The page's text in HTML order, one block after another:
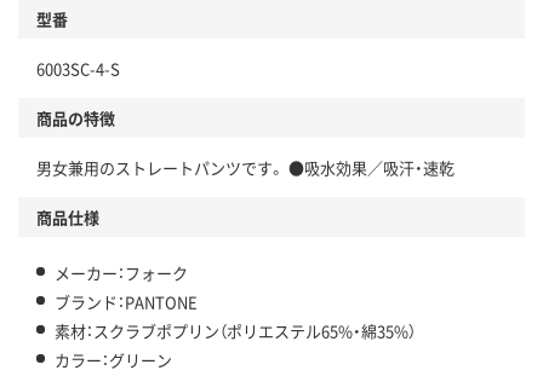
型番
6003SC-4-S
商品の特徴
男女兼用のストレートパンツです。 ●吸水効果／吸汗・速乾
商品仕様
メーカー：フォーク
ブランド：PANTONE
素材：スクラブポプリン（ポリエステル65%・綿35%）
カラー：グリーン